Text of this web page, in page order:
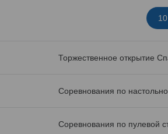
Торжественное открытие
Соревнования по
Соревнования по пулевой